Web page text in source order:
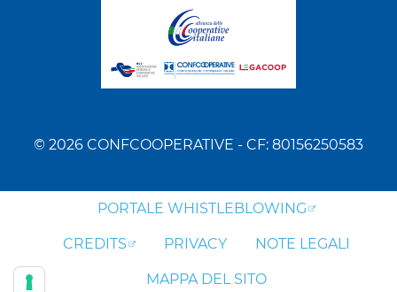
© 2026 CONFCOOPERATIVE - CF: 80156250583
PORTALE WHISTLEBLOWING
CREDITS PRIVACY NOTE LEGALI
MAPPA DEL SITO